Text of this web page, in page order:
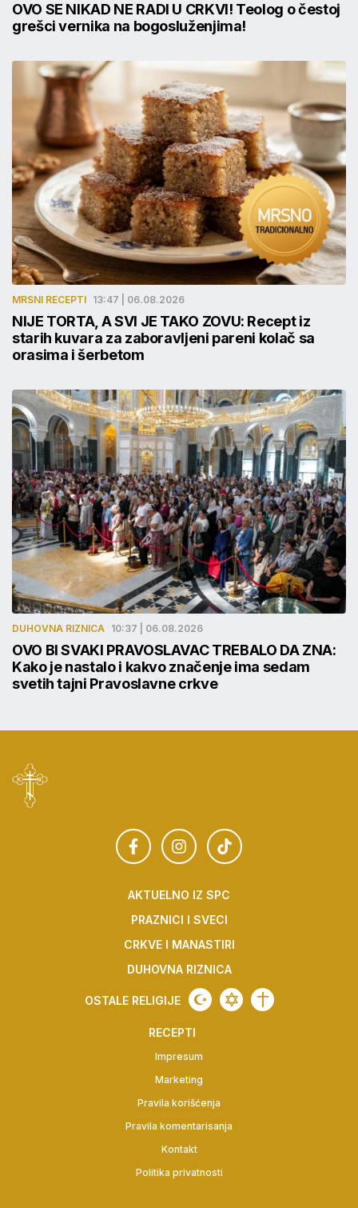
OVO SE NIKAD NE RADI U CRKVI! Teolog o čestoj
grešci vernika na bogosluženjima!
MRSNI RECEPTI 13:47 | 06.08.2026
NIJE TORTA, A SVI JE TAKO ZOVU: Recept iz
starih kuvara za zaboravljeni pareni kolač sa
orasima i šerbetom
DUHOVNA RIZNICA 10:37 | 06.08.2026
OVO BI SVAKI PRAVOSLAVAC TREBALO DA ZNA:
Kako je nastalo i kakvo značenje ima sedam
svetih tajni Pravoslavne crkve
AKTUELNO IZ SPC
PRAZNICI I SVECI
CRKVE I MANASTIRI
DUHOVNA RIZNICA
OSTALE RELIGIJE
RECEPTI
Impresum
Marketing
Pravila korišćenja
Pravila komentarisanja
Kontakt
Politika privatnosti